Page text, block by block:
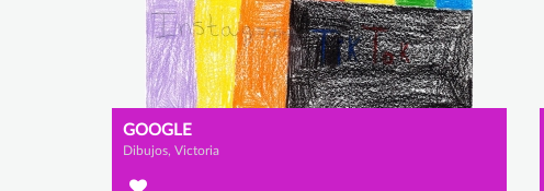
GOOGLE
Dibujos, Victoria